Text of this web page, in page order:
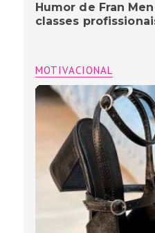
Humor de Fran
classes
MOTIVACIONAL